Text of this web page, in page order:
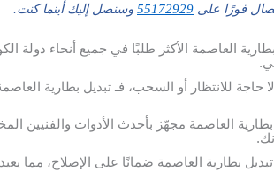
فورًا على 55172929 وسنصل إليك أينما كنت.
العاصمة الأكثر طلبًا في جميع أنحاء دولة
للانتظار أو السحب، فـ تبديل بطارية العاصمة
العاصمة مجهّز بأحدث الأدوات والفنيين
بطارية العاصمة ضمانًا على الإصلاح، مما